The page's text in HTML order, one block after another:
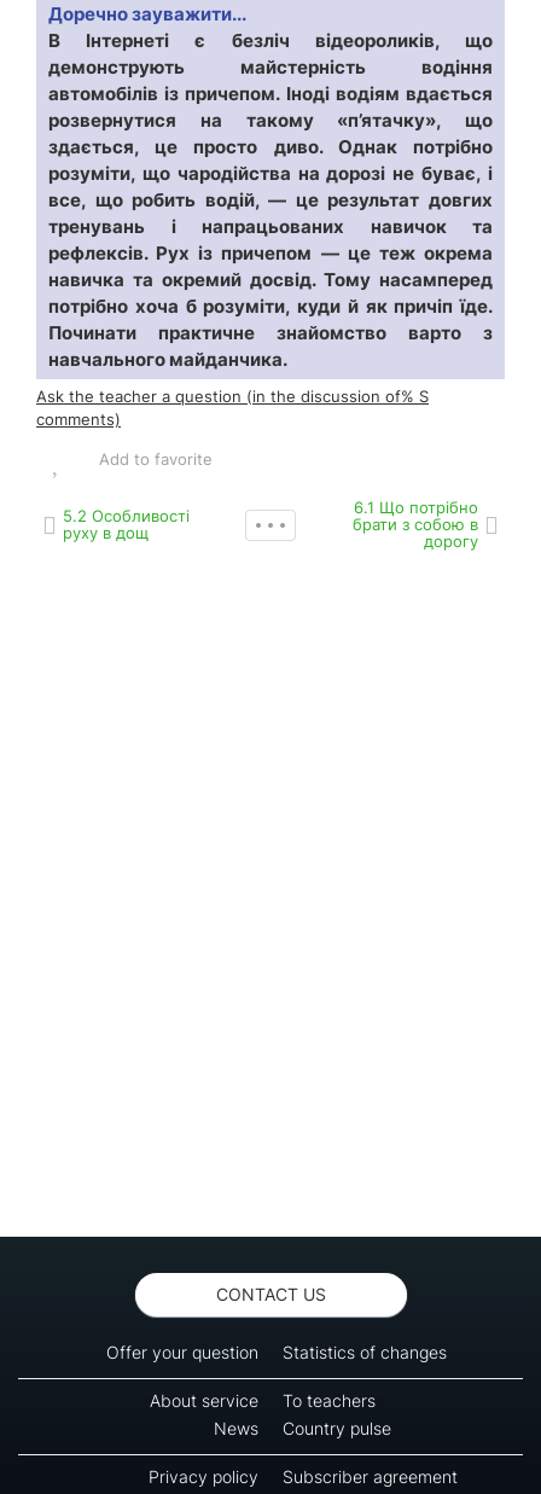
Доречно зауважити...
В Інтернеті є безліч відеороликів, що
демонструють майстерність водіння
автомобілів із причепом. Іноді водіям вдається
розвернутися на такому «п’ятачку», що
здається, це просто диво. Однак потрібно
розуміти, що чародійства на дорозі не буває, і
все, що робить водій, — це результат довгих
тренувань і напрацьованих навичок та
рефлексів. Рух із причепом — це теж окрема
навичка та окремий досвід. Тому насамперед
потрібно хоча б розуміти, куди й як причіп їде.
Починати практичне знайомство варто з
навчального майданчика.
Ask the teacher a question (in the discussion of% S
comments)
Add to favorite
5.2 Особливості
руху в дощ
6.1 Що потрібно
брати з собою в
дорогу
CONTACT US
Offer your question Statistics of changes
About service
To teachers
News
Country pulse
Privacy policy Subscriber agreement